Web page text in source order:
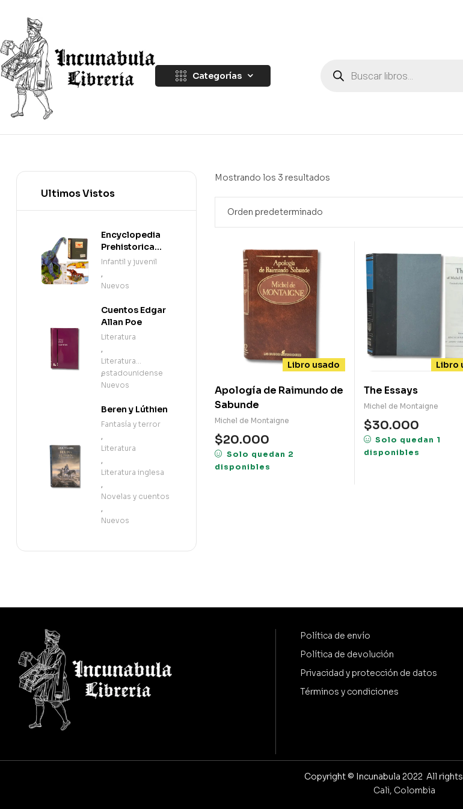
Categorías
Mostrando los 3 resultados
Libro usado
Apología de Raimundo de
Sabunde
Michel de Montaigne
$20.000
Solo quedan 2
disponibles
Libro
The Essays
Michel de Montaigne
$30.000
Solo quedan 1
disponibles
Ultimos Vistos
Encyclopedia
Prehistorica
Dinosaurs: The
Up (en Inglés)
Infantil y juvenil
,
Nuevos
Cuentos Edgar
Allan Poe
Literatura
,
Literatura
estadounidense
,
Nuevos
Beren y Lúthien
Fantasía y terror
,
Literatura
,
Literatura inglesa
,
Novelas y cuentos
,
Nuevos
Política de envío
Política de devolución
Privacidad y protección de datos
Términos y condiciones
Copyright © Incunabula 2022 All
Cali, Colombia